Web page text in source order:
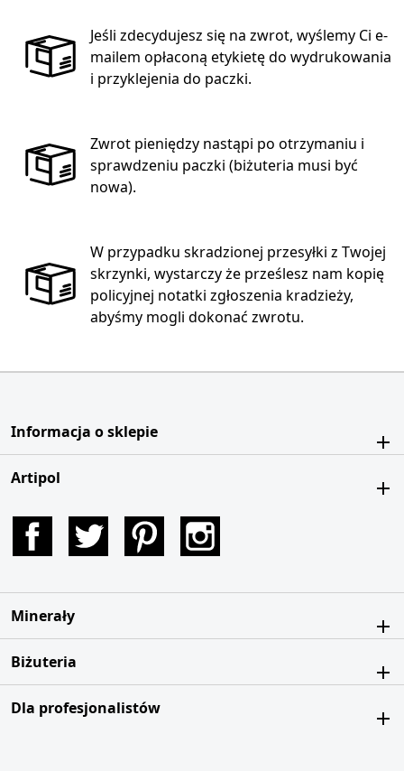
Jeśli zdecydujesz się na zwrot, wyślemy Ci e-
mailem opłaconą etykietę do wydrukowania
i przyklejenia do paczki.
Zwrot pieniędzy nastąpi po otrzymaniu i
sprawdzeniu paczki (biżuteria musi być
nowa).
W przypadku skradzionej przesyłki z Twojej
skrzynki, wystarczy że prześlesz nam kopię
policyjnej notatki zgłoszenia kradzieży,
abyśmy mogli dokonać zwrotu.
Informacja o sklepie
Artipol
Facebook Twitter Pinterest
Minerały
Biżuteria
Dla profesjonalistów